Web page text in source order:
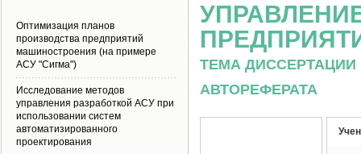
ТЕМА
АВТОРЕФЕРАТА
Оптимизация планов
производства предприятий
машиностроения (на примере
АСУ "Сигма")
Исследование методов
управления разработкой АСУ при
использовании систем
автоматизированного
проектирования